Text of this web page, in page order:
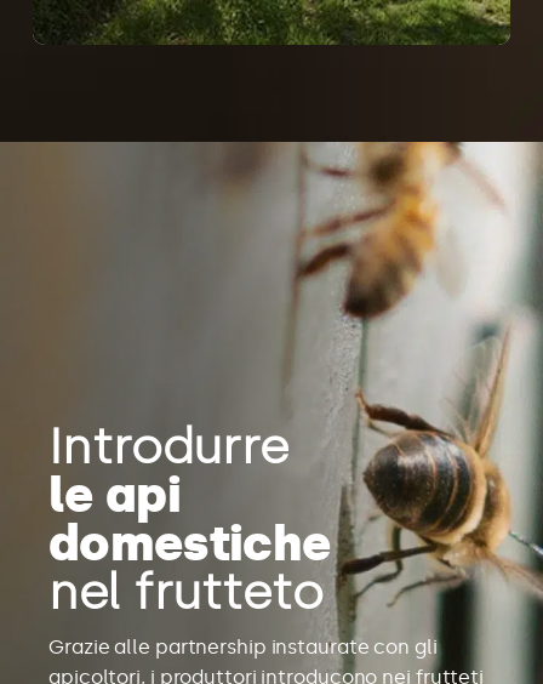
Introdurre
le api
domestiche
nel frutteto
Grazie alle partnership instaurate con gli
apicoltori, i produttori introducono nei frutteti